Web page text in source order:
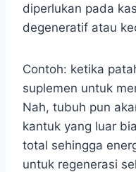
diperlukan pada
degeneratif atau
Contoh: ketika
suplemen untuk
Nah, tubuh pun
kantuk yang luar
total sehingga
untuk regenerasi